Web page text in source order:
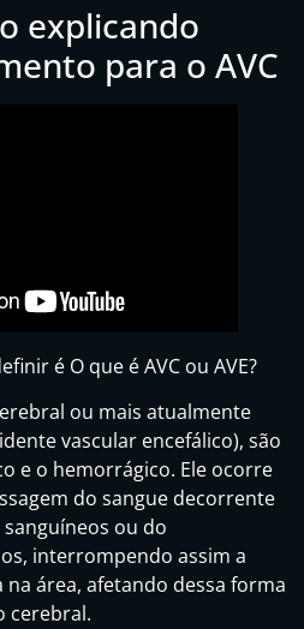
explicando
para o AVC
é O que é AVC ou AVE?
ou mais atualmente
vascular encefálico), são
e o hemorrágico. Ele ocorre
do sangue decorrente
ou do
interrompendo assim a
área, afetando dessa forma
cerebral.